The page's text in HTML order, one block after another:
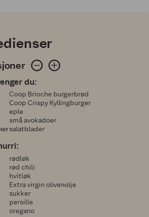
du:
Coop Brioche burgerbrød
Coop Crispy Kyllingburger
eple
små avokadoer
salatblader
rødløk
rød chili
hvitløk
Extra virgin olivenolje
sukker
persille
oregano